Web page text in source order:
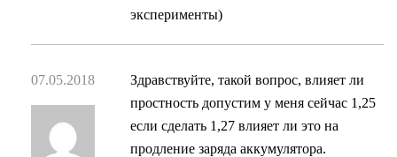
эксперименты)
07.05.2018
Здравствуйте, такой вопрос, влияет ли
простность допустим у меня сейчас 1,25
если сделать 1,27 влияет ли это на
продление заряда аккумулятора.